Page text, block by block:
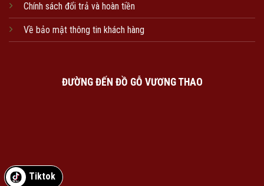
Chính sách đổi trả và hoàn tiền
Về bảo mật thông tin khách hàng
ĐƯỜNG ĐẾN ĐỒ GỖ VƯƠNG THAO
Tiktok